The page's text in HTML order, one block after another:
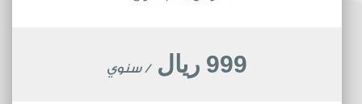
999 ريال / سنوي